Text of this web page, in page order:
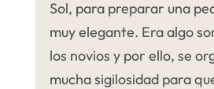
Sol, para preparar una
muy elegante. Era algo
los novios y por ello, se
mucha sigilosidad para